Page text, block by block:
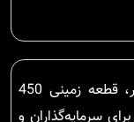
در دل طبیعت سرسبز دهکده انارور نوشهر، قطعه زمینی 450
سرمایه‌گذاران و